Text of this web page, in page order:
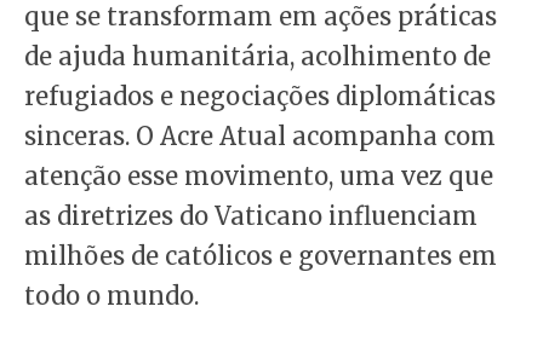
que se transformam em ações práticas
de ajuda humanitária, acolhimento de
refugiados e negociações diplomáticas
sinceras. O Acre Atual acompanha com
atenção esse movimento, uma vez que
as diretrizes do Vaticano influenciam
milhões de católicos e governantes em
todo o mundo.